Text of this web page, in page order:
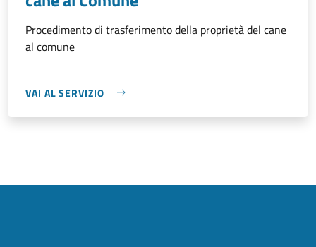
Procedimento di trasferimento della proprietà del cane
al comune
VAI AL SERVIZIO